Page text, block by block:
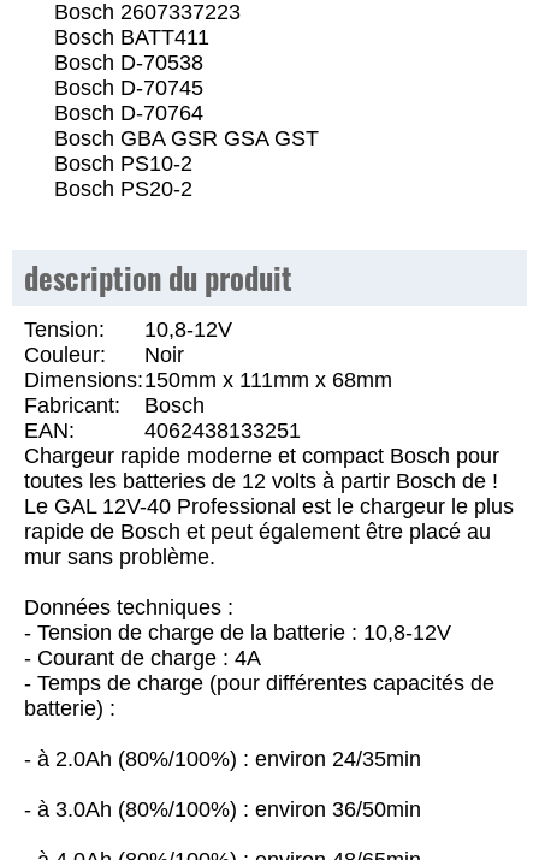
Bosch 2607337223
Bosch BATT411
Bosch D-70538
Bosch D-70745
Bosch D-70764
Bosch GBA GSR GSA GST
Bosch PS10-2
Bosch PS20-2
description du produit
Tension:
10,8-12V
Couleur:
Noir
Dimensions:150mm x 111mm x 68mm
Fabricant:
Bosch
EAN:
4062438133251
Chargeur rapide moderne et compact Bosch pour
toutes les batteries de 12 volts à partir Bosch de !
Le GAL 12V-40 Professional est le chargeur le plus
rapide de Bosch et peut également être placé au
mur sans problème.
Données techniques :
- Tension de charge de la batterie : 10,8-12V
- Courant de charge : 4A
- Temps de charge (pour différentes capacités de
batterie) :
- à 2.0Ah (80%/100%) : environ 24/35min
- à 3.0Ah (80%/100%) : environ 36/50min